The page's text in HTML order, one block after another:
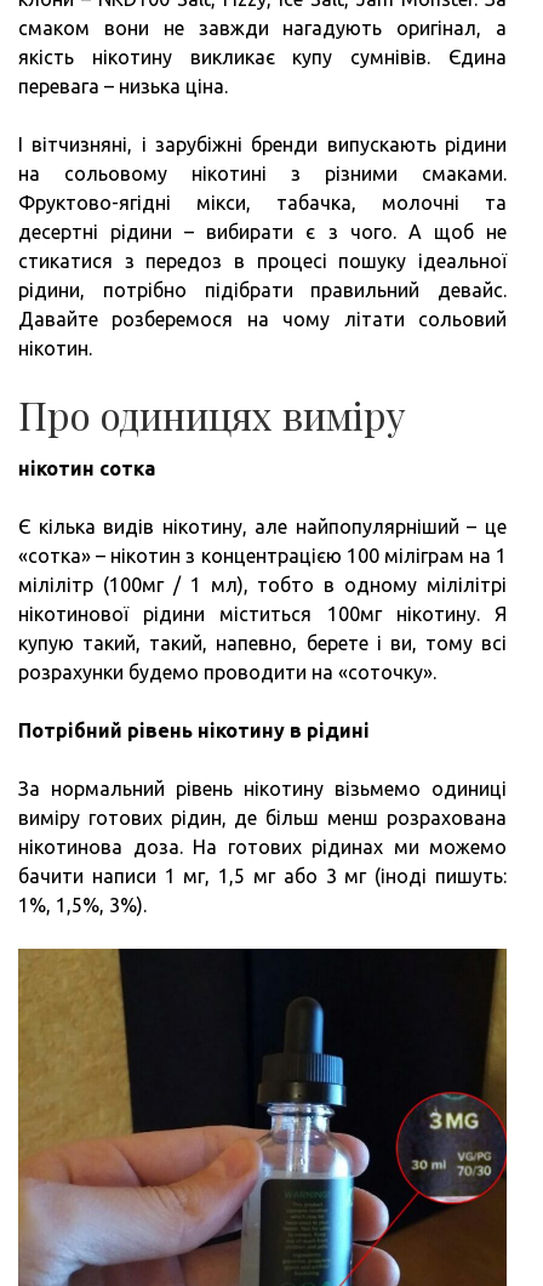
смаком вони не завжди нагадують оригінал, а
якість нікотину викликає купу сумнівів. Єдина
перевага – низька ціна.
І вітчизняні, і зарубіжні бренди випускають рідини
на сольовому нікотині з різними смаками.
Фруктово-ягідні мікси, табачка, молочні та
десертні рідини – вибирати є з чого. А щоб не
стикатися з передоз в процесі пошуку ідеальної
рідини, потрібно підібрати правильний девайс.
Давайте розберемося на чому літати сольовий
нікотин.
Про одиницях виміру
нікотин сотка
Є кілька видів нікотину, але найпопулярніший – це
«сотка» – нікотин з концентрацією 100 міліграм на 1
мілілітр (100мг / 1 мл), тобто в одному мілілітрі
нікотинової рідини міститься 100мг нікотину. Я
купую такий, такий, напевно, берете і ви, тому всі
розрахунки будемо проводити на «соточку».
Потрібний рівень нікотину в рідині
За нормальний рівень нікотину візьмемо одиниці
виміру готових рідин, де більш менш розрахована
нікотинова доза. На готових рідинах ми можемо
бачити написи 1 мг, 1,5 мг або 3 мг (іноді пишуть:
1%, 1,5%, 3%).